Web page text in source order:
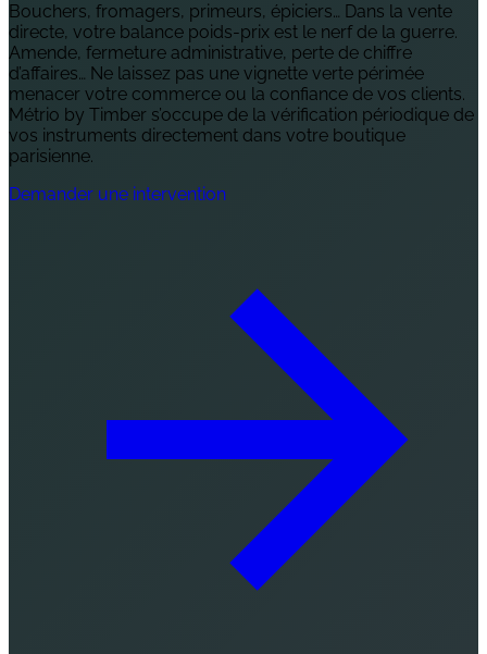
Bouchers, fromagers, primeurs, épiciers… Dans la vente
directe, votre balance poids-prix est le nerf de la guerre.
Amende, fermeture administrative, perte de chiffre
d’affaires… Ne laissez pas une vignette verte périmée
menacer votre commerce ou la confiance de vos clients.
Métrio by Timber s’occupe de la vérification périodique de
vos instruments directement dans votre boutique
parisienne.
Demander une intervention